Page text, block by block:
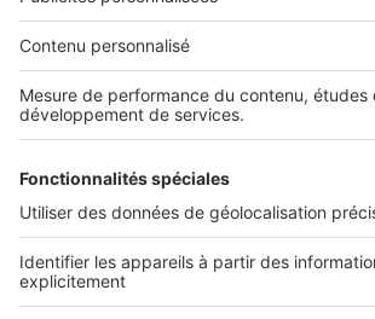
Services pro
Accès client
Informations légales